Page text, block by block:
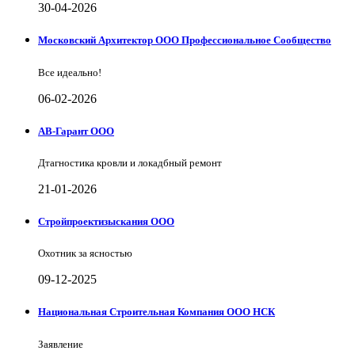
30-04-2026
Московский Архитектор ООО Профессиональное Сообщество
Все идеально!
06-02-2026
АВ-Гарант ООО
Дтагностика кровли и локадбный ремонт
21-01-2026
Стройпроектизыскания ООО
Охотник за ясностью
09-12-2025
Национальная Строительная Компания ООО НСК
Заявление